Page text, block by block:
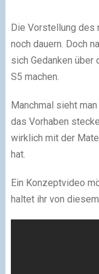
Die Vorstellung des
noch dauern. Doch
sich Gedanken
S5 machen.
Manchmal sieht
das Vorhaben
wirklich mit der
hat.
Ein Konzeptvideo
haltet ihr von